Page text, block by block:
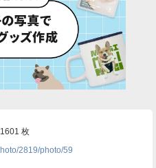
枚
2819/photo/59